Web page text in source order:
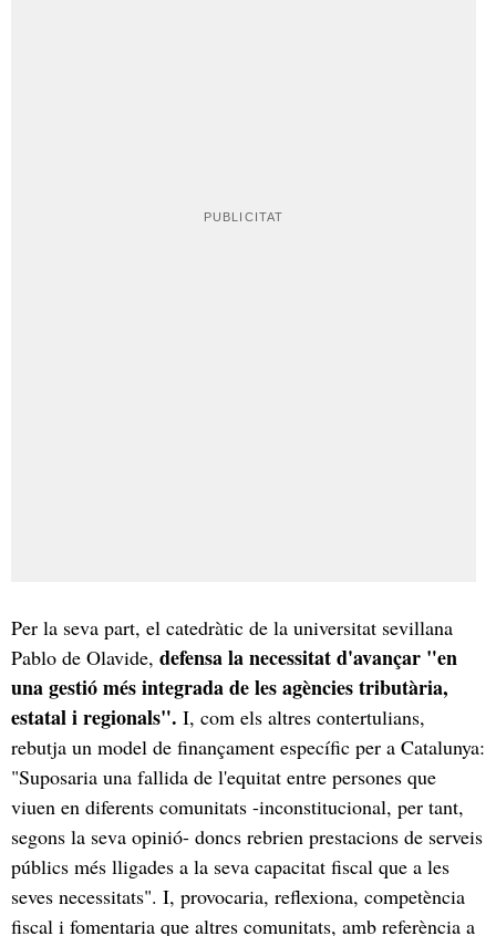
Per la seva part, el catedràtic de la universitat sevillana
Pablo de Olavide, defensa la necessitat d'avançar "en
una gestió més integrada de les agències tributària,
estatal i regionals". I, com els altres contertulians,
rebutja un model de finançament específic per a Catalunya:
"Suposaria una fallida de l'equitat entre persones que
viuen en diferents comunitats -inconstitucional, per tant,
segons la seva opinió- doncs rebrien prestacions de serveis
públics més lligades a la seva capacitat fiscal que a les
seves necessitats". I, provocaria, reflexiona, competència
fiscal i fomentaria que altres comunitats, amb referència a